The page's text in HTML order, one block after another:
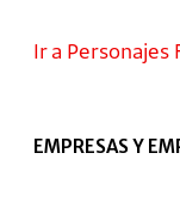
Ir a Personajes
EMPRESAS Y